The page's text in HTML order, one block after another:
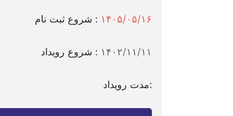
شروع ثبت نام : ۱۴۰۵/۰۵/۱۶
شروع رویداد : ۱۴۰۲/۱۱/۱۱
مدت رویداد: